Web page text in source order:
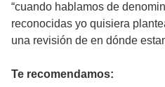
“cuando hablamos de
reconocidas yo quisiera
una revisión de en dónde
Te recomendamos: